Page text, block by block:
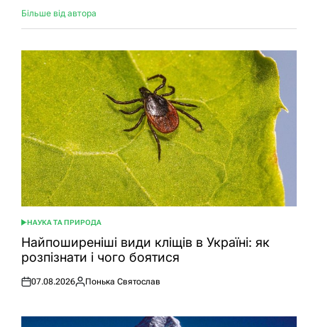
Більше від автора
ОПУБЛІКУВАТИ
У
НАУКА ТА ПРИРОДА
Найпоширеніші види кліщів в Україні: як
розпізнати і чого боятися
Оприлюднено
07.08.2026
Опубліковано
Понька Святослав